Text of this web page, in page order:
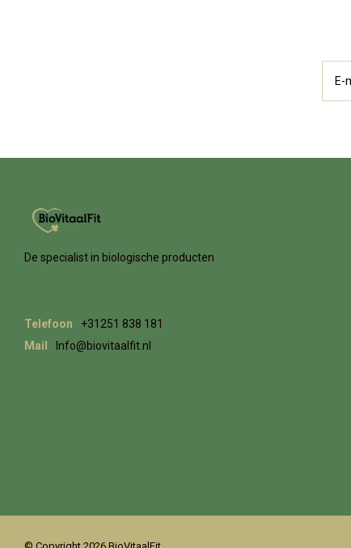
De specialist in biologische producten
Telefoon
+31251 838 181
Mail
Info@biovitaalfit.nl